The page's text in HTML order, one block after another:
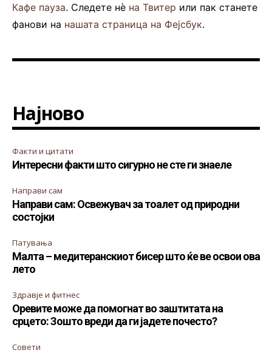
Кафе пауза. Следете нè на Твитер или пак станете
фанови на нашата страница на Фејсбук.
Најново
Факти и цитати
Интересни факти што сигурно не сте ги знаеле
Направи сам
Направи сам: Освежувач за тоалет од природни
состојки
Патувања
Малта – медитеранскиот бисер што ќе ве освои ова
лето
Здравје и фитнес
Оревите може да помогнат во заштитата на
срцето: Зошто вреди да ги јадете почесто?
Совети